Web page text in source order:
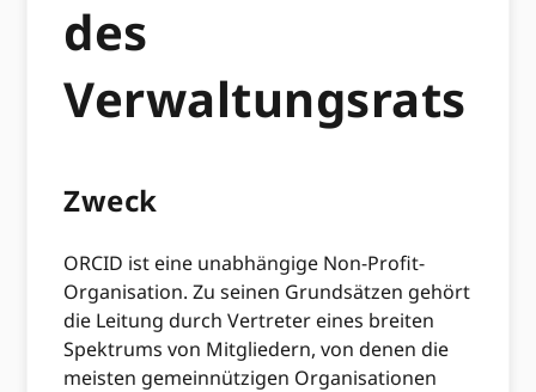
des
Verwaltungsrats
Zweck
ORCID ist eine unabhängige Non-Profit-
Organisation. Zu seinen Grundsätzen gehört
die Leitung durch Vertreter eines breiten
Spektrums von Mitgliedern, von denen die
meisten gemeinnützigen Organisationen